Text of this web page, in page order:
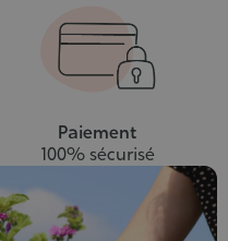
Paiement
100% sécurisé